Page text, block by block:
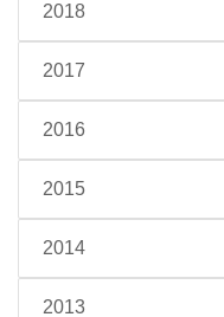
2018
2017
2016
2015
2014
2013